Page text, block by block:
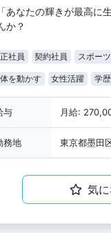
「あなたの輝きが最高に
か？
正社員 契約社員 スポー
体を動かす 女性活躍 学
与 月給:
務地 東京都墨田
気